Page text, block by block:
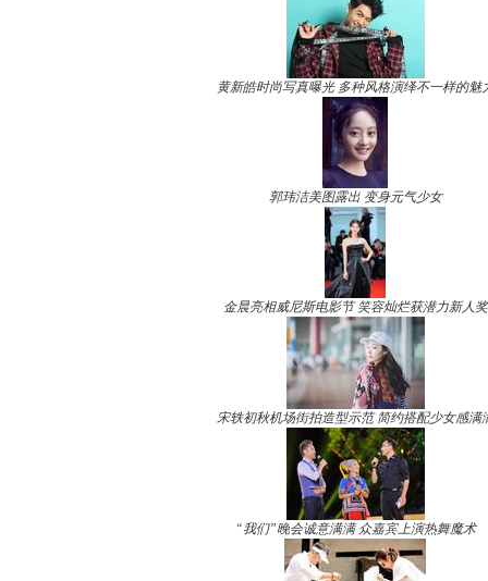
黄新皓时尚写真曝光 多种风格演绎不一样的魅
郭玮洁美图露出 变身元气少女
金晨亮相威尼斯电影节 笑容灿烂获潜力新人奖
宋轶初秋机场街拍造型示范 简约搭配少女感满
“我们”晚会诚意满满 众嘉宾上演热舞魔术